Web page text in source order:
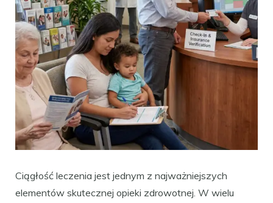
Ciągłość leczenia jest jednym z najważniejszych
elementów skutecznej opieki zdrowotnej. W wielu